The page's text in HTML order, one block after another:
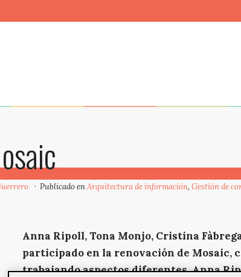
Publicado enArquitectura de información, Gestión de
Anna Ripoll, Tona Monjo, Cristina
participado en la renovación de Mosaic,
trabajando aspectos diferentes. Anna